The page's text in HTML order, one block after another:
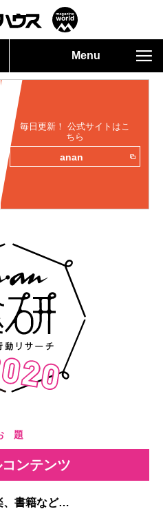
Menu
毎日更新！ 公式サイトはこ
ちら
anan
題
ンテンツ
、書籍など…